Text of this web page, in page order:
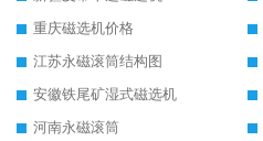
重庆磁选机价格
江苏永磁滚筒结构图
安徽铁尾矿湿式磁选机
河南永磁滚筒